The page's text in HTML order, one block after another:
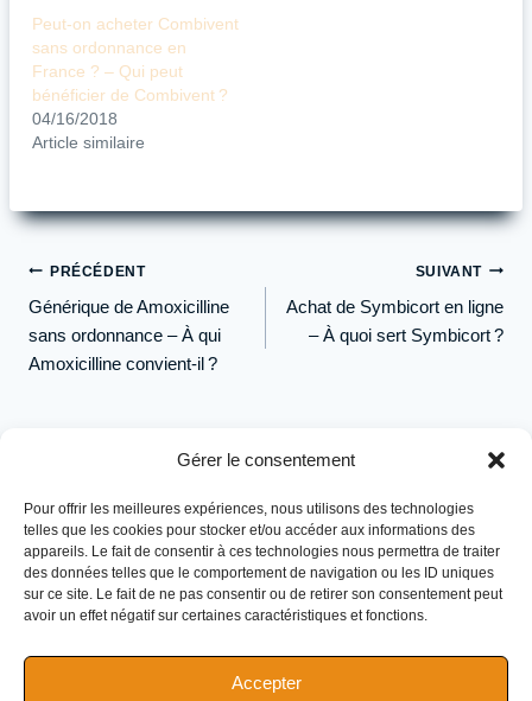
Gérer le consentement
Pour offrir les meilleures expériences, nous utilisons des technologies
telles que les cookies pour stocker et/ou accéder aux informations des
appareils. Le fait de consentir à ces technologies nous permettra de traiter
des données telles que le comportement de navigation ou les ID uniques
sur ce site. Le fait de ne pas consentir ou de retirer son consentement peut
avoir un effet négatif sur certaines caractéristiques et fonctions.
Accepter
Peut-on acheter Combivent
sans ordonnance en
France ? – Qui peut
bénéficier de Combivent ?
04/16/2018
Article similaire
Navigation
de
l’article
PRÉCÉDENT
Générique de Amoxicilline
sans ordonnance – À qui
Amoxicilline convient-il ?
SUIVANT
Achat de Symbicort en ligne
– À quoi sert Symbicort ?
Nutrition de performance pour athlètes d'endurance